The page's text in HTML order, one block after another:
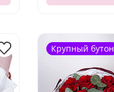
Крупный бутон